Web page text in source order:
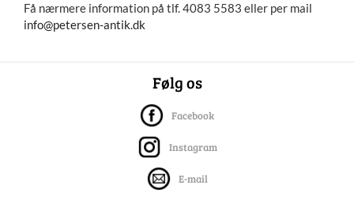
Få nærmere information på tlf. 4083 5583 eller per mail
info@petersen-antik.dk
Følg os
Facebook
Instagram
E-mail